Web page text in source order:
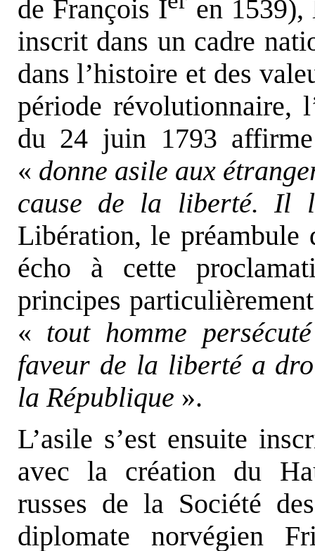
de François I
en 1539),
inscrit dans un cadre
dans l’histoire et des
période révolutionnaire,
du 24 juin 1793
« donne asile aux
cause de la liberté. Il
Libération, le
écho à cette
principes
« tout homme
faveur de la liberté a
la République ».
L’asile s’est ensuite
avec la création du
russes de la Société
diplomate norvégien